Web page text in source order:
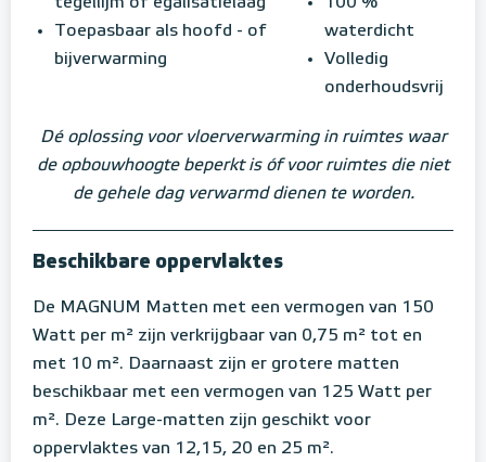
Toepasbaar als hoofd - of
bijverwarming
waterdicht
Volledig
onderhoudsvrij
Dé oplossing voor vloerverwarming in ruimtes waar
de opbouwhoogte beperkt is óf voor ruimtes die niet
de gehele dag verwarmd dienen te worden.
Beschikbare oppervlaktes
De MAGNUM Matten met een vermogen van 150
Watt per m² zijn verkrijgbaar van 0,75 m² tot en
met 10 m². Daarnaast zijn er grotere matten
beschikbaar met een vermogen van 125 Watt per
m². Deze Large-matten zijn geschikt voor
oppervlaktes van 12,15, 20 en 25 m².